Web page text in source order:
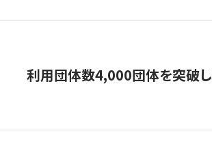
利用団体数4,000団体を突破し